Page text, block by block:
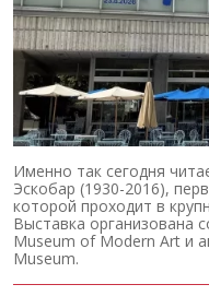
Именно так сегодня
Эскобар (1930-2016),
которой проходит в
Выставка организована
Museum of Modern Art и
Museum.